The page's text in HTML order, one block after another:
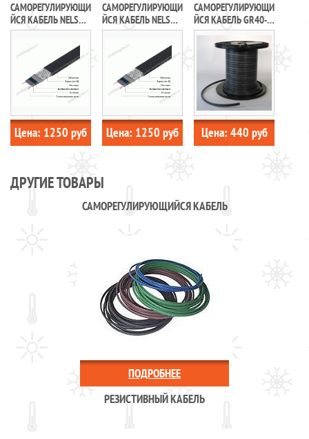
САМОРЕГУЛИРУЮЩИ
ЙСЯ КАБЕЛЬ NELSON
LIMITRACE LT 210-JT
Цена: 1250 руб
САМОРЕГУЛИРУЮЩИ
ЙСЯ КАБЕЛЬ NELSON
LIMITRACE SLT2-JT
Цена: 1250 руб
САМОРЕГУЛИРУЮЩИ
ЙСЯ КАБЕЛЬ GR40-
2CR KOREA
Цена: 440 руб
ДРУГИЕ ТОВАРЫ
САМОРЕГУЛИРУЮЩИЙСЯ КАБЕЛЬ
ПОДРОБНЕЕ
РЕЗИСТИВНЫЙ КАБЕЛЬ